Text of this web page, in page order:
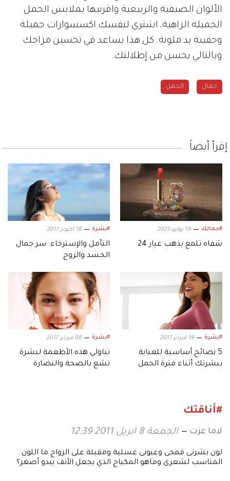
الألوان الصيفية والربيعية واقرنيها بملابس الحمل
الجميلة الزاهية، اشتري لنفسك اكسسوارات جميلة
وحقيبة يد ملونة. كل هذا يساعد في تحسين مزاجك
وبالتالي يحسن من إطلالتك.
جمال الحمل
إقرأ أيضاً
#جمالك 19 يوليو 2025
شفاه تلمع بذهب عيار 24
#بشرة 18 أكتوبر 2017
التأمل والإسترخاء: سر جمال
الجسد والروح
#بشرة 19 فبراير 2017
5 نصائح أساسية للعناية
ببشرتك أثناء فترة الحمل
#بشرة 08 فبراير 2017
تناولي هذه الأطعمة لبشرة
تشع بالصحة والنضارة
#أناقتك
لاما عزت الجمعة 8 ابريل 2011 12:39
لون بشرتى قمحى وعيونى عسلية ومقبلة على الزواج ما اللون
المناسب لشعرى وماهو المكياج الذي يجعل الأنف يبدو أصغر؟